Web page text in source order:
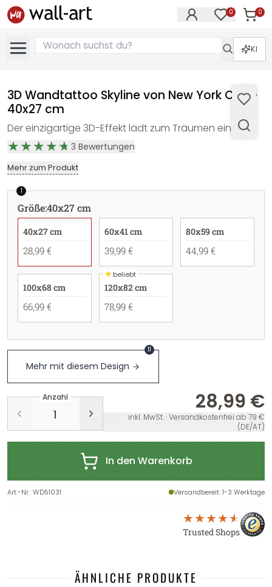
0 0
KI
3D Wandtattoo Skyline von New York City -
40x27 cm
Der einzigartige 3D-Effekt lädt zum Träumen ein!
3 Bewertungen
Mehr zum Produkt
1
Größe:40x27 cm
40x27 cm
28,99 €
60x41 cm
39,99 €
80x59 cm
44,99 €
100x68 cm
66,99 €
★beliebt
120x82 cm
78,99 €
Mehr mit diesem Design
11
Anzahl 28,99 €
inkl. MwSt. · Versandkostenfrei ab 79 €
(DE/AT)
In den Warenkorb
Art.-Nr.:WD51031 Versandbereit: 1-3 Werktage
Trusted Shops
ÄHNLICHE PRODUKTE